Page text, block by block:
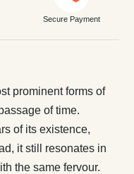
Secure Payment
prominent forms of
of time.
of its existence,
it still resonates in
the same fervour.